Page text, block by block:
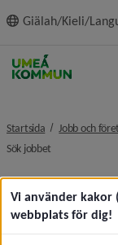
innehållet
Giälah/Kieli/
Startsida Jobb och
Sök jobbet
Andra sidor
Vi använder kakor
webbplats för dig!